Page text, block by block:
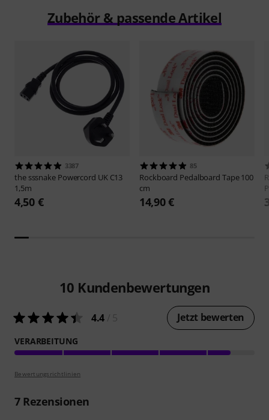
Zubehör & passende Artikel
3387
the sssnake Powercord UK C13
1,5m
4,50 €
85
Rockboard Pedalboard Tape 100
cm
14,90 €
10 Kundenbewertungen
4.4 Jetzt bewerten
VERARBEITUNG
Bewertungsrichtlinien
7Rezensionen